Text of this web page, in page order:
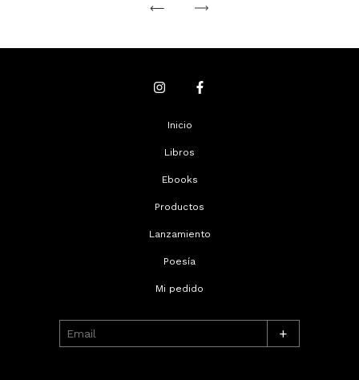
Inicio
Libros
Ebooks
Productos
Lanzamiento
Poesía
Mi pedido
+